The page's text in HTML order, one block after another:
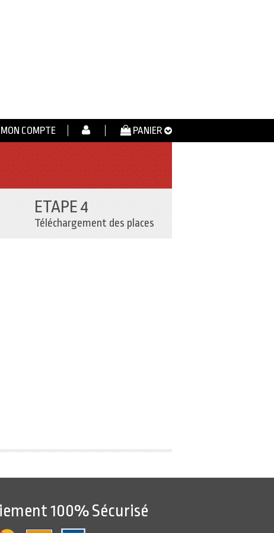
MON COMPTE PANIER
ETAPE 4
Téléchargement des places
100% Sécurisé